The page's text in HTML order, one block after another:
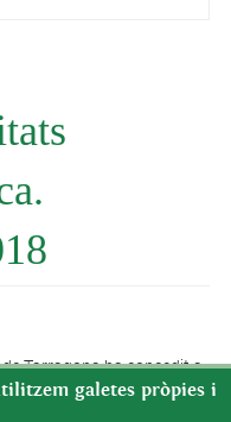
Tarragona ha concedit a
de 1.281,66€ per a la
de promoció
galetes pròpies i